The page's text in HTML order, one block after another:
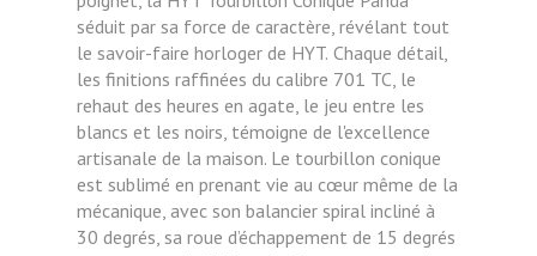
séduit par sa force de caractère, révélant tout
le savoir-faire horloger de HYT. Chaque détail,
les finitions raffinées du calibre 701 TC, le
rehaut des heures en agate, le jeu entre les
blancs et les noirs, témoigne de l'excellence
artisanale de la maison. Le tourbillon conique
est sublimé en prenant vie au cœur même de la
mécanique, avec son balancier spiral incliné à
30 degrés, sa roue d’échappement de 15 degrés